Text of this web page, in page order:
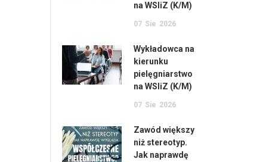
na WSIiZ (K/M)
07 Sie 2026
Wykładowca na
kierunku
pielęgniarstwo
na WSIiZ (K/M)
07 Sie 2026
Zawód większy
niż stereotyp.
Jak naprawdę